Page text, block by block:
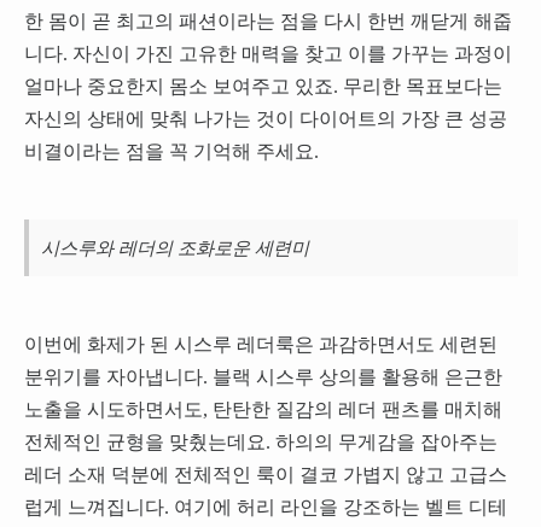
한 몸이 곧 최고의 패션이라는 점을 다시 한번 깨닫게 해줍
니다. 자신이 가진 고유한 매력을 찾고 이를 가꾸는 과정이
얼마나 중요한지 몸소 보여주고 있죠. 무리한 목표보다는
자신의 상태에 맞춰 나가는 것이 다이어트의 가장 큰 성공
비결이라는 점을 꼭 기억해 주세요.
시스루와 레더의 조화로운 세련미
이번에 화제가 된 시스루 레더룩은 과감하면서도 세련된
분위기를 자아냅니다. 블랙 시스루 상의를 활용해 은근한
노출을 시도하면서도, 탄탄한 질감의 레더 팬츠를 매치해
전체적인 균형을 맞췄는데요. 하의의 무게감을 잡아주는
레더 소재 덕분에 전체적인 룩이 결코 가볍지 않고 고급스
럽게 느껴집니다. 여기에 허리 라인을 강조하는 벨트 디테